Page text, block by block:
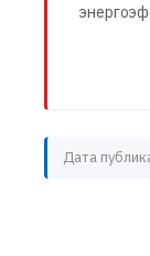
Дата